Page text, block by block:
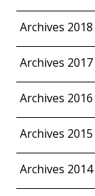
Archives 2018
Archives 2017
Archives 2016
Archives 2015
Archives 2014